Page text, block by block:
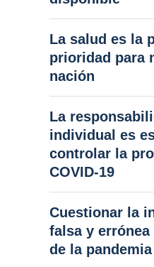
La salud es la
prioridad para
nación
La
individual es
controlar la
COVID-19
Cuestionar la
falsa y
de la pandemia